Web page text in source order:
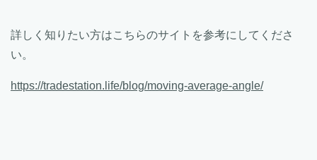
詳しく知りたい方はこちらのサイトを参考にしてくださ
い。
https://tradestation.life/blog/moving-average-angle/